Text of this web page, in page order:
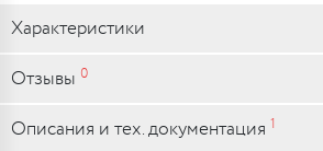
Характеристики
Отзывы 0
Описания и тех. документация 1